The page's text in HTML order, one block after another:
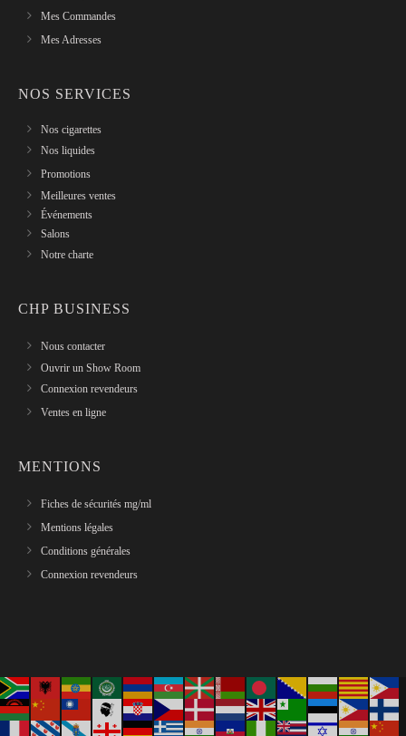
Mes Commandes
Mes Adresses
NOS SERVICES
Nos cigarettes
Nos liquides
Promotions
Meilleures ventes
Événements
Salons
Notre charte
CHP BUSINESS
Nous contacter
Ouvrir un Show Room
Connexion revendeurs
Ventes en ligne
MENTIONS
Fiches de sécurités mg/ml
Mentions légales
Conditions générales
Connexion revendeurs